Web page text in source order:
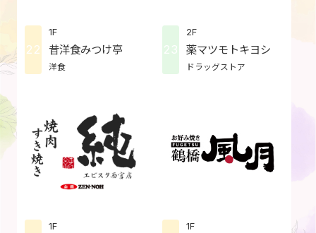
22
1F
昔洋食みつけ亭
洋食
23
2F
薬マツモトキヨシ
ドラッグストア
1F 1F